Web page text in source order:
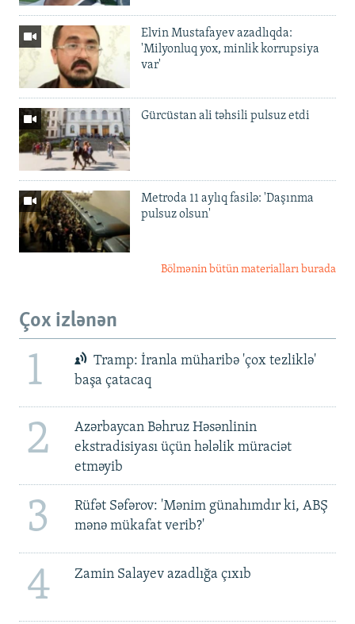
Elvin Mustafayev azadlıqda:
'Milyonluq yox, minlik korrupsiya
var'
Gürcüstan ali təhsili pulsuz etdi
Metroda 11 aylıq fasilə: 'Daşınma
pulsuz olsun'
Bölmənin bütün materialları burada
Çox izlənən
1
Tramp: İranla müharibə 'çox tezliklə'
başa çatacaq
2
Azərbaycan Bəhruz Həsənlinin
ekstradisiyası üçün hələlik müraciət
etməyib
3
Rüfət Səfərov: 'Mənim günahımdır ki, ABŞ
mənə mükafat verib?'
4 Zamin Salayev azadlığa çıxıb